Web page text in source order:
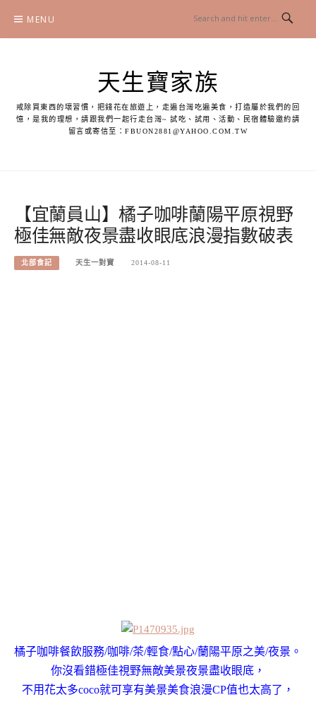
content
MENU
天生寶家族
戒除買東西的壞習慣，把錢花在旅遊上，走遍台灣吃遍美食，打造屬於我們的回
憶，是我的理想，請跟我們一起行走台灣~ 試吃、試用、活動、民宿體驗邀約請
留言或寄信至：FBUON2881@YAHOO.COM.TW
【宜蘭員山】橘子咖啡蘭陽平原視野
極佳無敵夜景盡收眼底浪漫指數破表
北部食記 天生一對寶 2014-08-11
橘子咖啡餐飲服務/咖啡/茶/輕食/點心/蘭陽平原之美/夜景。
你沒看錯極佳視野無敵美景夜景盡收眼底，
不用花太多coco就可享有美景美食浪漫CP值也太高了，